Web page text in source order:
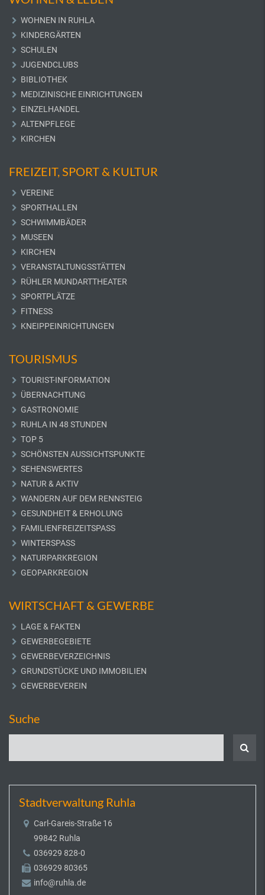
WOHNEN IN RUHLA
KINDERGÄRTEN
SCHULEN
JUGENDCLUBS
BIBLIOTHEK
MEDIZINISCHE EINRICHTUNGEN
EINZELHANDEL
ALTENPFLEGE
KIRCHEN
FREIZEIT, SPORT & KULTUR
VEREINE
SPORTHALLEN
SCHWIMMBÄDER
MUSEEN
KIRCHEN
VERANSTALTUNGSSTÄTTEN
RÜHLER MUNDARTTHEATER
SPORTPLÄTZE
FITNESS
KNEIPPEINRICHTUNGEN
TOURISMUS
TOURIST-INFORMATION
ÜBERNACHTUNG
GASTRONOMIE
RUHLA IN 48 STUNDEN
TOP 5
SCHÖNSTEN AUSSICHTSPUNKTE
SEHENSWERTES
NATUR & AKTIV
WANDERN AUF DEM RENNSTEIG
GESUNDHEIT & ERHOLUNG
FAMILIENFREIZEITSPASS
WINTERSPASS
NATURPARKREGION
GEOPARKREGION
WIRTSCHAFT & GEWERBE
LAGE & FAKTEN
GEWERBEGEBIETE
GEWERBEVERZEICHNIS
GRUNDSTÜCKE UND IMMOBILIEN
GEWERBEVEREIN
Suche
Stadtverwaltung Ruhla
Carl-Gareis-Straße 16
99842 Ruhla
036929 828-0
036929 80365
info@ruhla.de